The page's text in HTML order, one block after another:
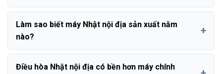
Làm sao biết máy Nhật nội địa sản xuất năm
nào?
Điều hòa Nhật nội địa có bền hơn máy chính